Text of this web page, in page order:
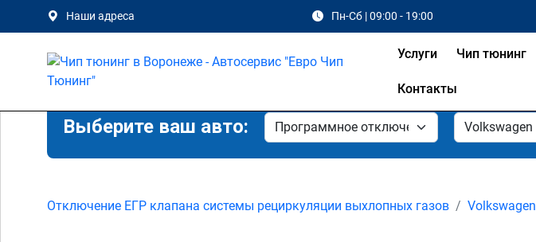
Наши адреса Пн-Сб | 09:00 - 19:00
Услуги Чип тюнинг
Контакты
Выберите ваш авто:
Отключение ЕГР клапана системы рециркуляции выхлопных газов Volkswagen